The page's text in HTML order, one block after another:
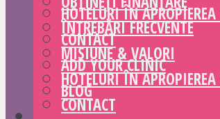
HOTELURI ÎN
CONTACT
ADD YOUR CLINIC
BLOG
ÎNTREBĂRI FRECVENTE
MISIUNE & VALORI
HOTELURI ÎN
CONTACT